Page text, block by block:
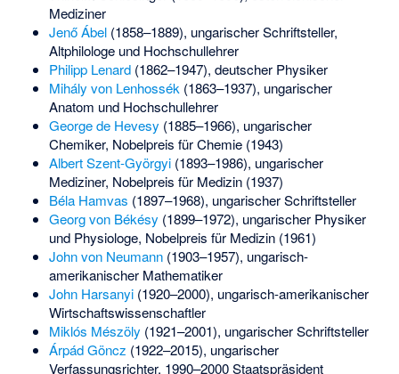
Mediziner
Jenő Ábel(1858–1889), ungarischer Schriftsteller,
Altphilologe und Hochschullehrer
Philipp Lenard(1862–1947), deutscher Physiker
Mihály von Lenhossék (1863–1937), ungarischer
Anatom und Hochschullehrer
George de Hevesy (1885–1966), ungarischer
Chemiker, Nobelpreis für Chemie (1943)
Albert Szent-Györgyi(1893–1986), ungarischer
Mediziner, Nobelpreis für Medizin (1937)
Béla Hamvas (1897–1968), ungarischer Schriftsteller
Georg von Békésy (1899–1972), ungarischer Physiker
und Physiologe, Nobelpreis für Medizin (1961)
John von Neumann(1903–1957), ungarisch-
amerikanischer Mathematiker
John Harsanyi(1920–2000), ungarisch-amerikanischer
Wirtschaftswissenschaftler
Miklós Mészöly (1921–2001), ungarischer Schriftsteller
Árpád Göncz (1922–2015), ungarischer
Verfassungsrichter, 1990–2000 Staatspräsident